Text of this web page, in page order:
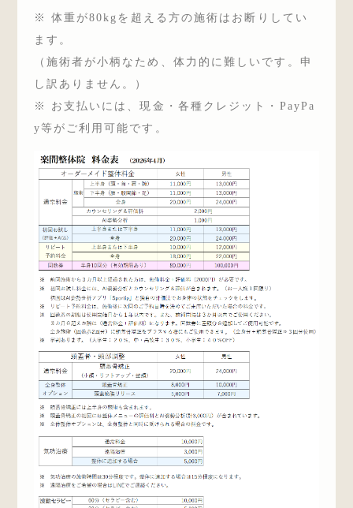
※ 体重が80kgを超える方の施術はお断りしてい
ます。
（施術者が小柄なため、体力的に難しいです。申
し訳ありません。）
※ お支払いには、現金・各種クレジット・PayPa
y等がご利用可能です。